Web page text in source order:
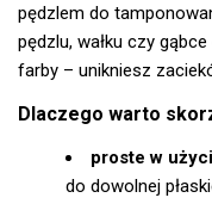
pędzlem do
pędzlu, wałku czy
farby – unikniesz
Dlaczego warto
proste w
do dowolnej